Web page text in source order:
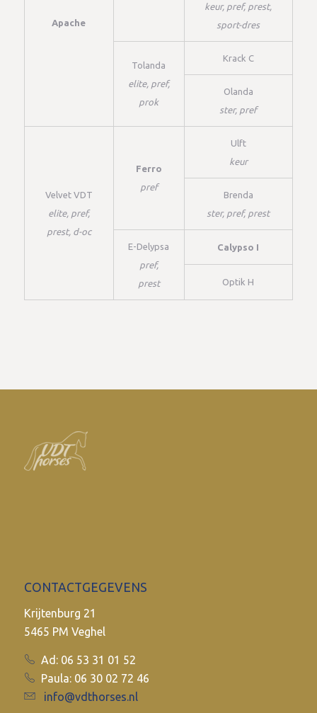
Apache
keur, pref, prest,
sport-dres
Tolanda
elite, pref,
prok
Krack C
Olanda
ster, pref
Velvet VDT
elite, pref,
prest, d-oc
Ferro
pref
Ulft
keur
Brenda
ster, pref, prest
E-Delypsa
pref,
prest
Calypso I
Optik H
CONTACTGEGEVENS
Krijtenburg 21
5465 PM Veghel
Ad: 06 53 31 01 52
Paula: 06 30 02 72 46
info@vdthorses.nl